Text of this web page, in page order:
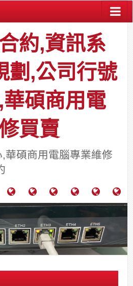
約,資訊系
劃,公司行號
碩商用電
買賣
華碩商用電腦專業維修
於
力
通
通
報
關
系
統
視
系
統
安
舍
網
路/
大
樓
中
料
件
區
團
法
台
中